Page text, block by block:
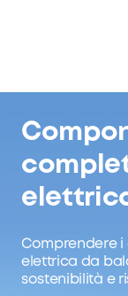
Comprendere
elettrica da
sostenibilità e